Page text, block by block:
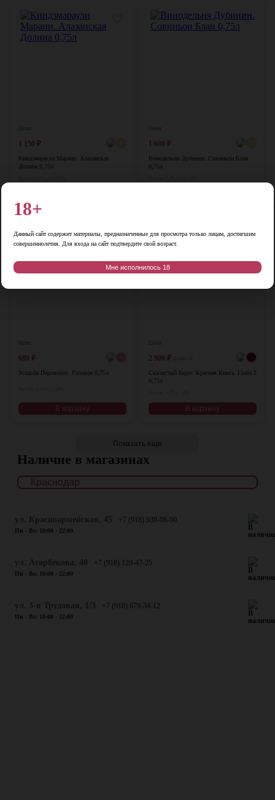
1 150 ₽
Киндзмараули Марани. Алазанская
Долина 0,75л
♡
1 600 ₽
Винодельня Дубинин. Совиньон Блан
0,75л
♡
680 ₽
Усадьба Перовских. Розовое 0,75л
В корзину
♡
2 900 ₽
Скалистый Берег. Красная Книга. Глава 2
0,75л
В корзину
Показать еще
Наличие в магазинах
+7 (918) 930-06-90
Пн - Вс: 10:00 - 22:00
+7 (918) 120-47-25
Пн - Вс: 10:00 - 22:00
+7 (918) 679-34-12
Пн - Вс: 10:00 - 22:00
18+
Данный сайт содержит материалы, предназначенные для просмотра только лицам, достигшим
совершеннолетия. Для входа на сайт подтвердите свой возраст.
Мне исполнилось 18